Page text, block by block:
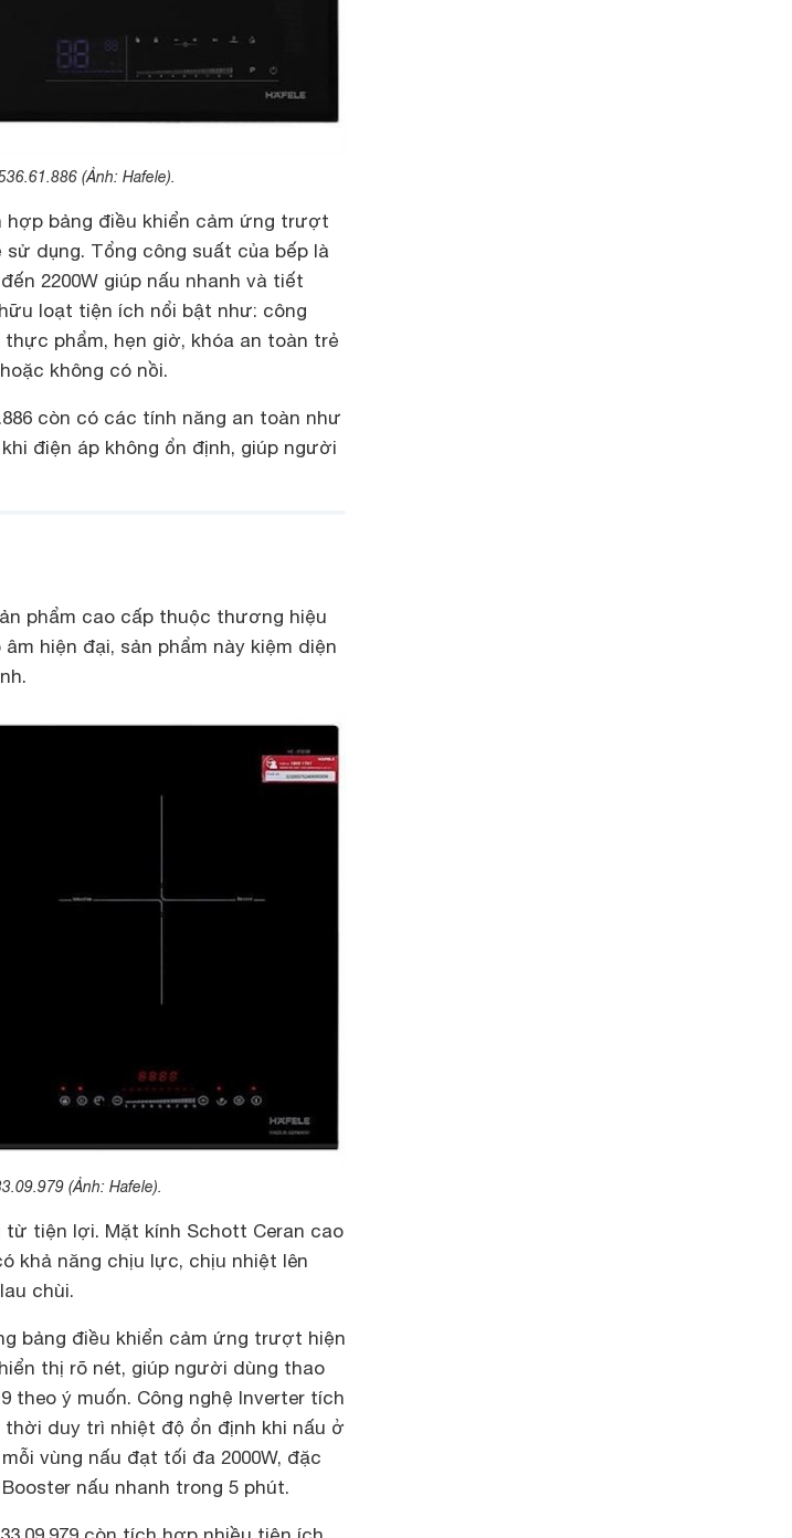
(Ảnh: Hafele).
hợp bảng điều khiển cảm ứng trượt
dụng. Tổng công suất của bếp là
2200W giúp nấu nhanh và tiết
loạt tiện ích nổi bật như: công
phẩm, hẹn giờ, khóa an toàn trẻ
không có nồi.
còn có các tính năng an toàn như
điện áp không ổn định, giúp người
phẩm cao cấp thuộc thương hiệu
hiện đại, sản phẩm này kiệm diện
(Ảnh: Hafele).
từ tiện lợi. Mặt kính Schott Ceran cao
khả năng chịu lực, chịu nhiệt lên
chùi.
bảng điều khiển cảm ứng trượt hiện
thị rõ nét, giúp người dùng thao
ý muốn. Công nghệ Inverter tích
duy trì nhiệt độ ổn định khi nấu ở
vùng nấu đạt tối đa 2000W, đặc
nấu nhanh trong 5 phút.